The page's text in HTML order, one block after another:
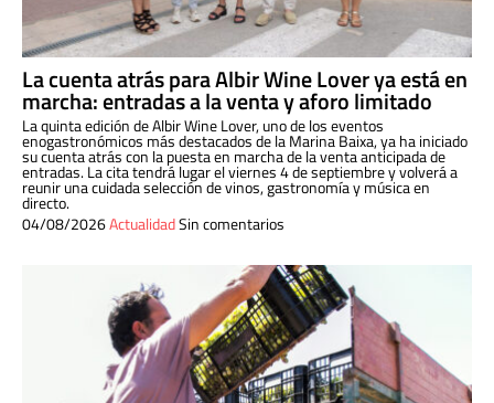
La cuenta atrás para Albir Wine Lover ya está en
marcha: entradas a la venta y aforo limitado
La quinta edición de Albir Wine Lover, uno de los eventos
enogastronómicos más destacados de la Marina Baixa, ya ha iniciado
su cuenta atrás con la puesta en marcha de la venta anticipada de
entradas. La cita tendrá lugar el viernes 4 de septiembre y volverá a
reunir una cuidada selección de vinos, gastronomía y música en
directo.
04/08/2026ActualidadSin comentarios